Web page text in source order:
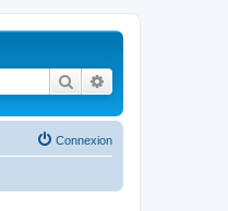
Rechercher
Connexion